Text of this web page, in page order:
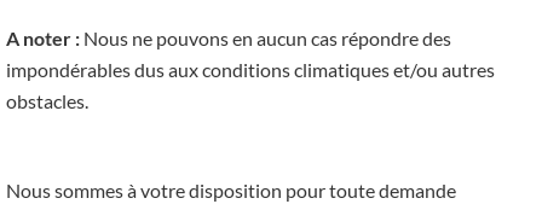
A noter : Nous ne pouvons en aucun cas répondre des
impondérables dus aux conditions climatiques et/ou autres
obstacles.
Nous sommes à votre disposition pour toute demande